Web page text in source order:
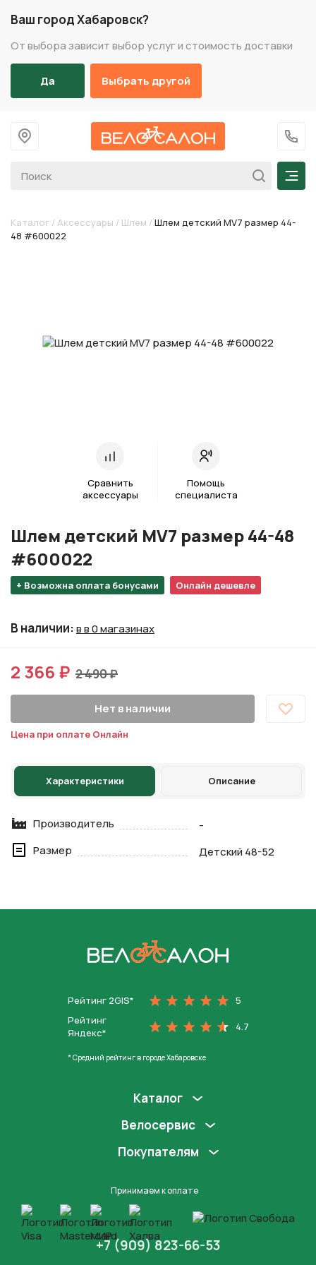
Ваш город Хабаровск?
От выбора зависит выбор услуг и стоимость доставки
Да Выбрать другой
На главную
+7
Каталог / Аксессуары / Шлем / Шлем детский MV7 размер 44-
48 #600022
Сравнить
аксессуары
Помощь
специалиста
+ Возможна оплата бонусами Онлайн дешевле
Шлем детский MV7 размер 44-48
#600022
В наличии:в в 0 магазинах
2 366 ₽ 2 490 ₽
Нет в наличии
Цена при оплате Онлайн
Характеристики Описание
Производитель
-
Размер
Детский 48-52
Рейтинг 2GIS*
5
Рейтинг
Яндекс*
4.7
* Средний рейтинг в городе Хабаровске
Каталог
Велосервис
Покупателям
Принимаем к оплате
+7 (909) 823-66-53